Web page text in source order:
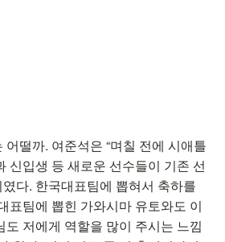
떨까. 여준석은 “며칠 전에 시애틀
신입생 등 새로운 선수들이 기존 선
다. 한국대표팀에 뽑혀서 축하를
표팀에 뽑힌 가와시마 유토와도 이
도 저에게 역할을 많이 주시는 느낌